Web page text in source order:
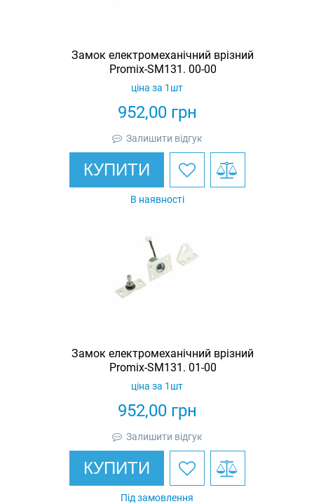
Замок електромеханічний врізний
Promix-SM131. 00-00
952,00грн
ціна за 1шт
Залишити відгук
КУПИТИ
В наявності
Замок електромеханічний врізний
Promix-SM131. 01-00
952,00грн
ціна за 1шт
Залишити відгук
КУПИТИ
Під замовлення